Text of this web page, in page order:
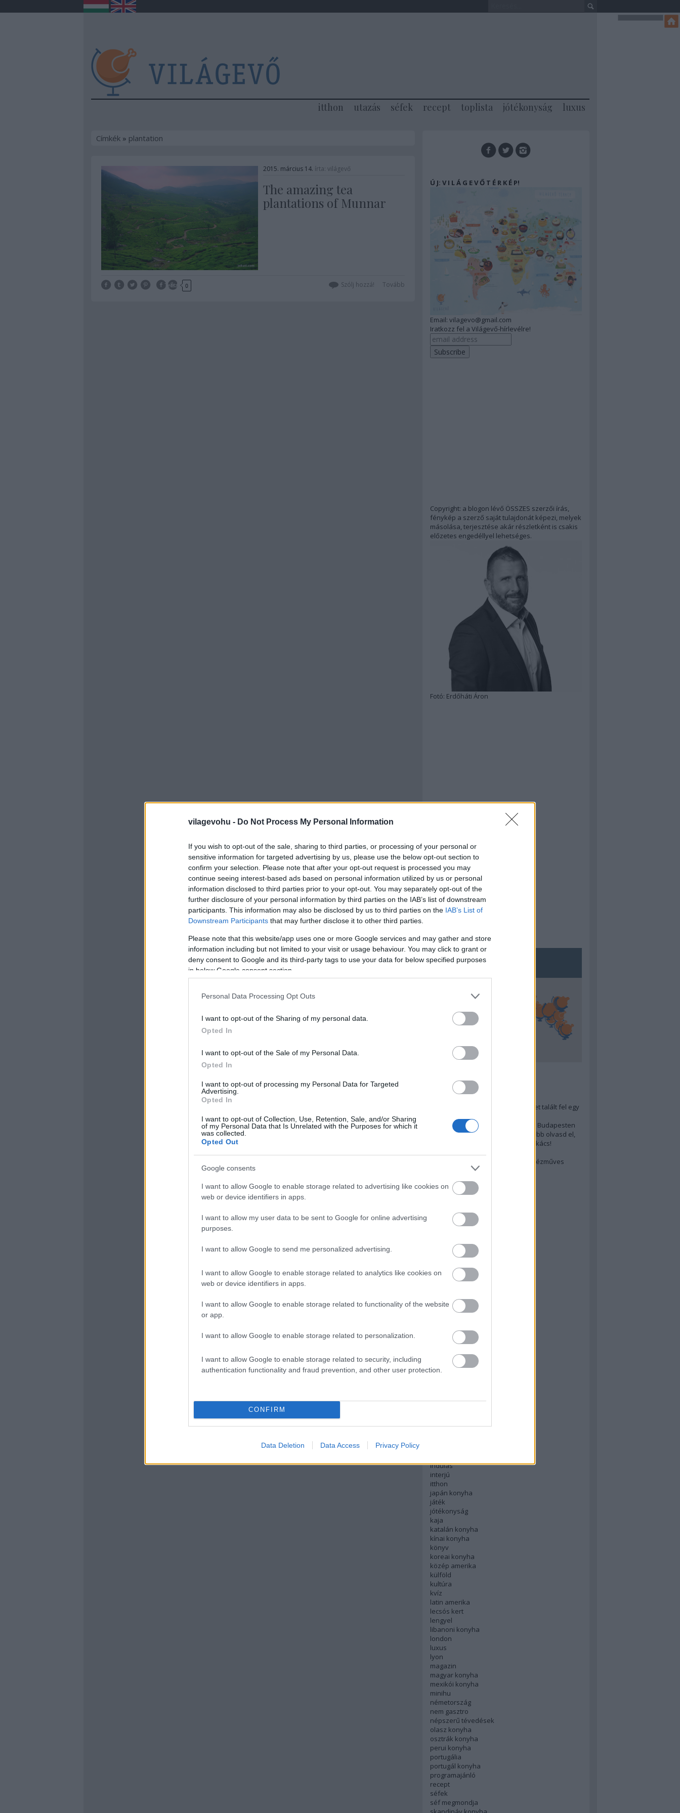
vilagevohu - Do Not Process My Personal Information
If you wish to opt-out of the sale, sharing to third parties, or processing of your personal or
sensitive information for targeted advertising by us, please use the below opt-out section to
confirm your selection. Please note that after your opt-out request is processed you may
continue seeing interest-based ads based on personal information utilized by us or personal
information disclosed to third parties prior to your opt-out. You may separately opt-out of the
further disclosure of your personal information by third parties on the IAB’s list of downstream
participants. This information may also be disclosed by us to third parties on the IAB’s List of
Downstream Participants that may further disclose it to other third parties.
Please note that this website/app uses one or more Google services and may gather and store
information including but not limited to your visit or usage behaviour. You may click to grant or
deny consent to Google and its third-party tags to use your data for below specified purposes
in below Google consent section.
Personal Data Processing Opt Outs
I want to opt-out of the Sharing of my personal data.
Opted In
I want to opt-out of the Sale of my Personal Data.
Opted In
I want to opt-out of processing my Personal Data for Targeted
Advertising.
Opted In
I want to opt-out of Collection, Use, Retention, Sale, and/or Sharing
of my Personal Data that Is Unrelated with the Purposes for which it
was collected.
Opted Out
Google consents
I want to allow Google to enable storage related to advertising like cookies on
web or device identifiers in apps.
I want to allow my user data to be sent to Google for online advertising
purposes.
I want to allow Google to send me personalized advertising.
I want to allow Google to enable storage related to analytics like cookies on
web or device identifiers in apps.
I want to allow Google to enable storage related to functionality of the website
or app.
I want to allow Google to enable storage related to personalization.
I want to allow Google to enable storage related to security, including
authentication functionality and fraud prevention, and other user protection.
CONFIRM
Data Deletion Data Access Privacy Policy
itthon utazás séfek recept toplista jótékonyság luxus
Címkék» plantation
2015. március 14. írta: világevő
The amazing tea
plantations of Munnar
Tetszik 0 Tovább
Szólj hozzá!
Ú J: V I L Á G E V Ő T É R K É P!
Email: vilagevo@gmail.com
Iratkozz fel a Világevő-hírlevélre!
Copyright: a blogon lévő ÖSSZES szerzői írás,
fénykép a szerző saját tulajdonát képezi, melyek
másolása, terjesztése akár részletként is csakis
előzetes engedéllyel lehetséges.
Fotó: Erdőháti Áron
TOP5
Annyira menő Budapest-térképet talált fel egy
A 10 legjobb (elérhető árú) ebéd Budapesten
Szakács akarsz lenni? Akkor előbb olvasd el,
mit gondol erről egy magyar szakács!
Budapest rejtett kincsei: orosz kézműves
afrikai konyha
ázsiai konyha
baszk konyha
belgium
bocusedor
bocuse dor
dél amerika
English
északi konyha
francia konyha
holland konyha
indulás
interjú
itthon
japán konyha
játék
jótékonyság
kaja
katalán konyha
kínai konyha
könyv
koreai konyha
közép amerika
külföld
kultúra
kvíz
latin amerika
lecsós kert
lengyel
libanoni konyha
london
luxus
lyon
magazin
magyar konyha
mexikói konyha
minihu
németország
nem gasztro
népszerű tévedések
olasz konyha
osztrák konyha
perui konyha
portugália
portugál konyha
programajánló
recept
séfek
séf megmondja